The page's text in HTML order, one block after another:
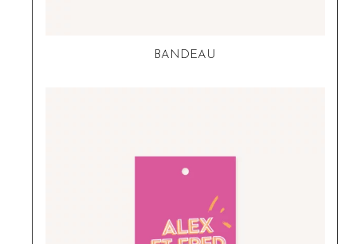
BANDEAU